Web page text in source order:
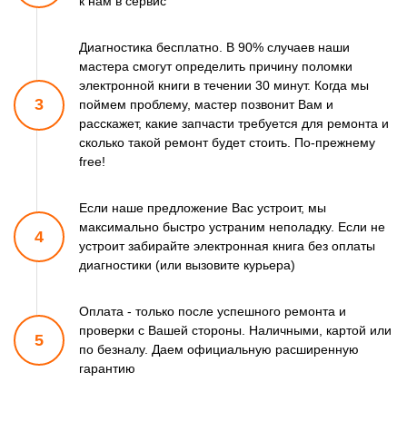
3
Диагностика бесплатно. В 90% случаев наши
мастера смогутопределить причину поломки
электронной книги в течении 30 минут. Когда мы
поймем проблему, мастер позвонит Вам и
расскажет, какие запчасти требуется для ремонта и
сколько такой ремонтбудет стоить. По-прежнему
free!
4
Если наше предложение Вас устроит, мы
максимально быстро устраним неполадку. Если не
устроит забирайте электронная книга без оплаты
диагностики (или вызовите курьера)
5
Оплата - только после успешного ремонта и
проверки с Вашей стороны. Наличными, картой или
по безналу. Даем официальную расширенную
гарантию